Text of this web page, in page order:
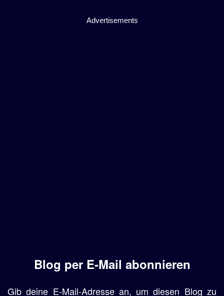
Advertisements
Blog per E-Mail abonnieren
Gib deine E-Mail-Adresse an, um diesen Blog zu